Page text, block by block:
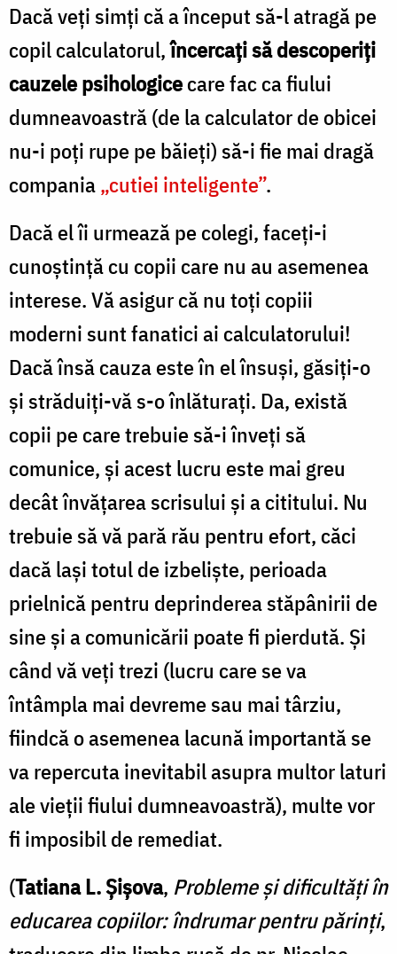
Dacă veţi simţi că a început să-l atragă pe
copil calculatorul,încercaţi să descoperiţi
cauzele psihologicecare fac ca fiului
dumneavoastră (de la calculator de obicei
nu-i poţi rupe pe băieţi) să-i fie mai dragă
compania„cutiei inteligente”.
Dacă el îi urmează pe colegi, faceţi-i
cunoştinţă cu copii care nu au asemenea
interese. Vă asigur că nu toţi copiii
moderni sunt fanatici ai calculatorului!
Dacă însă cauza este în el însuşi, găsiţi-o
şi străduiţi-vă s-o înlăturaţi. Da, există
copii pe care trebuie să-i înveţi să
comunice, şi acest lucru este mai greu
decât învăţarea scrisului şi a cititului. Nu
trebuie să vă pară rău pentru efort, căci
dacă laşi totul de izbelişte, perioada
prielnică pentru deprinderea stăpânirii de
sine şi a comunicării poate fi pierdută. Şi
când vă veţi trezi (lucru care se va
întâmpla mai devreme sau mai târziu,
fiindcă o asemenea lacună importantă se
va repercuta inevitabil asupra multor laturi
ale vieţii fiului dumneavoastră), multe vor
fi imposibil de remediat.
(Tatiana L. Şişova, Probleme şi dificultăţi în
educarea copiilor: îndrumar pentru părinţi,